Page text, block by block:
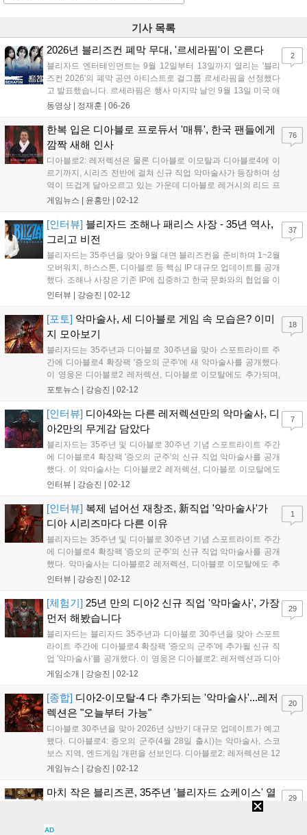
기사 목록
2026년 블리즈컨 폐막 무대, '르세라핌'이 오른다
블리자드 엔터테인먼트는 9월 12일부터 13일까지 열리는 '블리
즈컨 2026'의 폐막 공연 아티스트로 걸그룹 르세라핌을 선정했다
고 발표했습니다. 르세라핌은 행사 마지막 날인 9월 13일 미국 애
너하임 컨벤션 센터 메인 스테이지에 올라 팬들과 만날 예정입니
는 르세라핌은 이번 공연을 통해 다시 한번 블리자드 커뮤니티와
특별한 접점을 만들게 되었습니다. 자세한 정보는 블리자드 공식
블로그에서 확인 가능합니다....
동영상 | 정재훈 06-26
2
한복 입은 디아블로 프로듀서 '매튜', 한국 팬들에게
깜짝 새해 인사
디아블로2: 레저렉션은 물론 디아블로 이모탈과 디아블로4에 이
르기까지, 시리즈 전반에 걸쳐 신규 직업 악마술사가 등장하며 성
역이 뜨겁게 달아오르고 있는 가운데 디아블로 레거시의 리드 프
로듀서 매튜 세더퀴스트가 한국 팬들만을 위한 특별한 인사를 건
영상에서 매튜 세더퀴스트는 유창한 한국어...
게임뉴스 | 윤홍만 02-12
76
[인터뷰] 블리자드 조해나 패리스 사장 - 35년 역사,
그리고 비전
블리자드는 35주년을 맞아 9월 대면 블리즈컨을 준비하며 1~2월
오버워치, 하스스톤, 디아블로 등 핵심 IP 대규모 업데이트를 공개
했다. 조해나 사장은 기존 IP에 집중하고 한국 문화와의 협업을 이
어갈 세계 최고의 게임 엔터테인먼트 회사 비전을 밝혔다....
인터뷰 | 강승진 02-12
37
[포토] 악마술사, 세 디아블로 게임 속 모습은? 이미
지 모아보기
블리자드는 35주년과 디아블로 30주년을 맞아 스포트라이트 주
간에 디아블로4 확장팩 '증오의 군주'에 새 악마술사를 공개했다.
이 영웅은 디아블로2 레저렉션, 디아블로 이모탈에도 추가되며,
각 게임 세계관에 맞춰 다르게 구현될 예정이다. 다양한 콘셉트
포토뉴스 | 강승진 02-12
18
[인터뷰] 디아4와는 다른 레저렉션만의 악마술사, 디
아2만의 무게감 담았다
블리자드는 35주년 및 디아블로 30주년 기념 스포트라이트 주간
에 디아블로4 확장팩 '증오의 군주'의 신규 직업 악마술사를 공개
했다. 이 악마술사는 디아블로2 레저렉션, 디아블로 이모탈에도
추가되며, 각 게임에 맞춰 악마 지배 콘셉트와 정교한 소환수 조
대규모 편의성 업데이트도 예고됐다....
인터뷰 | 강승진 02-12
7
[인터뷰] 복제 넘어선 재창조, 新직업 '악마술사'가
디아 시리즈마다 다른 이유
블리자드는 35주년 및 디아블로 30주년 기념 스포트라이트 주간
에 디아블로4 확장팩 '증오의 군주'의 신규 직업 악마술사를 공개
했다. 악마술사는 디아블로2 레저렉션, 디아블로 이모탈에도 추
가되며, 각 게임의 시대와 배경에 맞춰 다르게 묘사된다. 인터뷰
과 릴리트와의 관계, 그리고 악마의 힘을 사용하는 대가 등에 대
해 상세히 설명했다....
인터뷰 | 강승진 02-12
1
[체험기] 25년 만의 디아2 신규 직업 '악마술사', 가장
먼저 해봤습니다
블리자드는 블리자드 35주년과 디아블로 30주년을 맞아 스포트
라이트 주간에 디아블로4 확장팩 '증오의 군주'에 추가될 신규 직
업 '악마술사'를 공개했다. 이 영웅은 디아블로2: 레저렉션과 디아
블로 이모탈에도 추가될 예정이며, 특히 디아블로2: 레저렉션 악
마법 피해를 주는 다양한 스킬 빌드를 선보인다. 또한, 디아블로2:
레저렉션은 보석, 룬, 재료 아이템이 중첩 보관되는 등 대폭 개선
된 편의성 시스템을 도입하여 기존 및 복귀 유저들에게 큰 선물이
될 것으로 기대된다....
게임소개 | 강승진 02-12
29
[종합] 디아2-이모탈-4 다 추가되는 '악마술사'...레저
렉션은 "오늘부터 가능"
디아블로 30주년을 맞아 2026년 상반기 대규모 업데이트가 예고
됐다. 디아블로4: 증오의 군주(4월 28일 출시)는 악마술사, 스코
보스 지역, 엔드게임 개편을 선보인다. 디아블로2: 레저렉션은 12
일 악마술사, 공포의 영역, 신규 보스를 추가하며, 디아블로 이모
게임뉴스 | 강승진 02-12
20
마치 작은 블리즈콘, 35주년 '블리자드 쇼케이스' 열
29
AD